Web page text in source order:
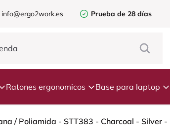
info@ergo2work.es Prueba de 28 días
Ratones ergonomicos Base para laptop